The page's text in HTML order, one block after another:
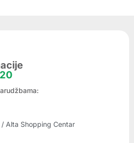
Alta Shopping Centar